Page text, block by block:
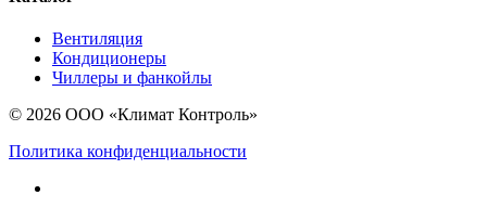
Вентиляция
Кондиционеры
Чиллеры и фанкойлы
© 2026 ООО «Климат Контроль»
Политика конфиденциальности